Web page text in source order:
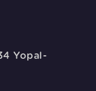
Yopal-